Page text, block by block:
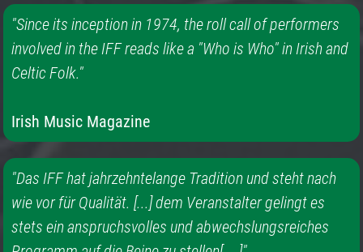
"Since its inception in 1974, the roll call of performers
involved in the IFF reads like a "Who is Who" in Irish and
Celtic Folk."
Irish Music Magazine
"Das IFF hat jahrzehntelange Tradition und steht nach
wie vor für Qualität. [...] dem Veranstalter gelingt es
stets ein anspruchsvolles und abwechslungsreiches